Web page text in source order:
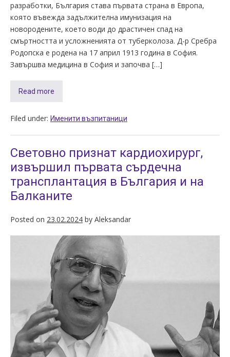
разработки, България става първата страна в Европа,
която въвежда задължителна имунизация на
новородените, което води до драстичен спад на
смъртността и усложненията от туберколоза. Д-р Сребра
Родопска е родена на 17 април 1913 година в София.
Завършва медицина в София и започва […]
Read more
Filed under: Именити възпитаници
Световно признат кардиохирург,
извършил първата сърдечна
трансплантация в България и на
Балканите
Posted on 23.02.2024 by Aleksandar